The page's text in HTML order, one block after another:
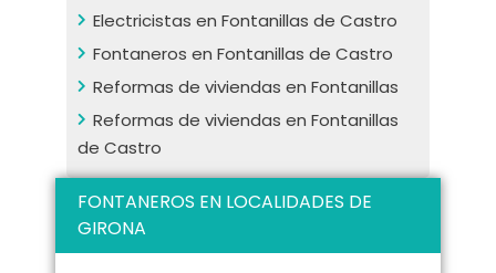
Electricistas en Fontanillas de Castro
Fontaneros en Fontanillas de Castro
Reformas de viviendas en Fontanillas
Reformas de viviendas en Fontanillas
de Castro
FONTANEROS EN LOCALIDADES DE
GIRONA